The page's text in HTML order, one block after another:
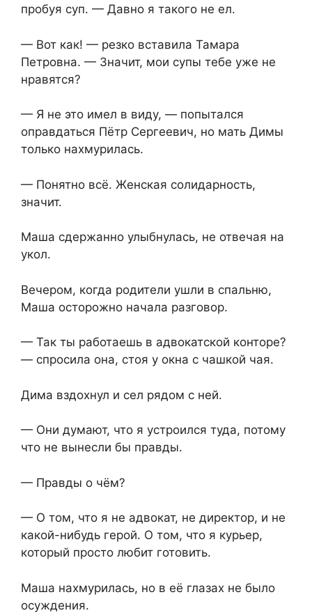
пробуя суп. — Давно я такого не ел.
— Вот как! — резко вставила Тамара
Петровна. — Значит, мои супы тебе уже не
нравятся?
— Я не это имел в виду, — попытался
оправдаться Пётр Сергеевич, но мать Димы
только нахмурилась.
— Понятно всё. Женская солидарность,
значит.
Маша сдержанно улыбнулась, не отвечая на
укол.
Вечером, когда родители ушли в спальню,
Маша осторожно начала разговор.
— Так ты работаешь в адвокатской конторе?
— спросила она, стоя у окна с чашкой чая.
Дима вздохнул и сел рядом с ней.
— Они думают, что я устроился туда, потому
что не вынесли бы правды.
— Правды о чём?
— О том, что я не адвокат, не директор, и не
какой-нибудь герой. О том, что я курьер,
который просто любит готовить.
Маша нахмурилась, но в её глазах не было
осуждения.